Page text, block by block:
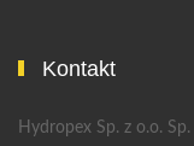
Kontakt
Hydropex Sp. z o.o. Sp.